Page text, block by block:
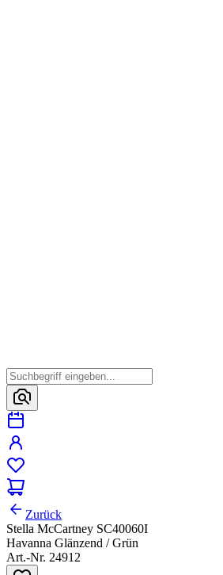
Zurück
Stella McCartney SC40060I
Havanna Glänzend / Grün
Art.-Nr. 24912